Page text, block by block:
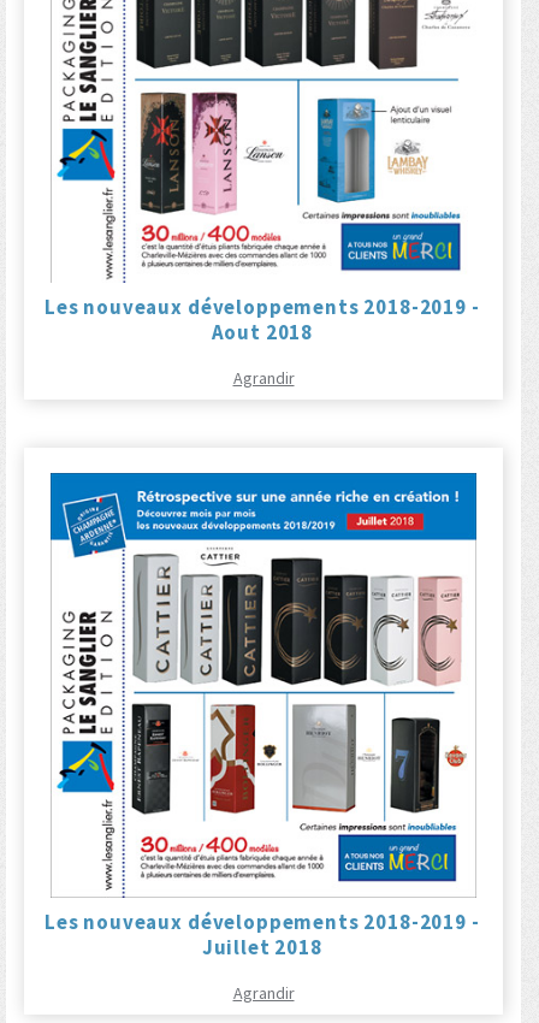
Les nouveaux développements 2018-2019 -
Aout 2018
Agrandir
Les nouveaux développements 2018-2019 -
Juillet 2018
Agrandir